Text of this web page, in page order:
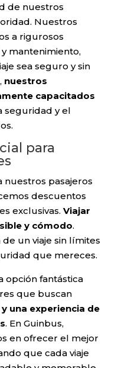
de nuestros
Nuestros
a rigurosos
mantenimiento,
sea seguro y sin
nuestros
capacitados
seguridad y el
para
nuestros pasajeros
descuentos
exclusivas. Viajar
y cómodo.
un viaje sin límites
que mereces.
opción fantástica
que buscan
una experiencia de
. En Guinbus,
en ofrecer el mejor
que cada viaje